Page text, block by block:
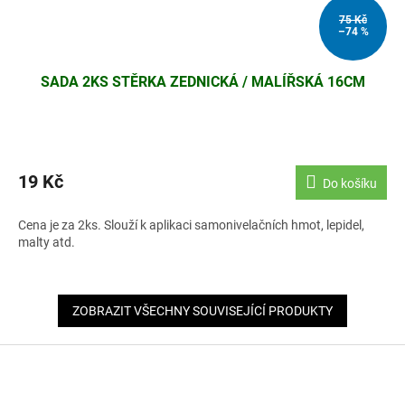
75 Kč
–74 %
SADA 2KS STĚRKA ZEDNICKÁ / MALÍŘSKÁ 16CM
19 Kč Do košíku
Cena je za 2ks. Slouží k aplikaci samonivelačních hmot, lepidel,
malty atd.
ZOBRAZIT VŠECHNY SOUVISEJÍCÍ PRODUKTY